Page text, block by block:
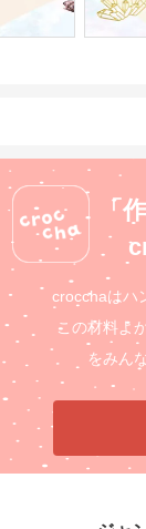
「
crocchaはハ
この材料よ
をみん